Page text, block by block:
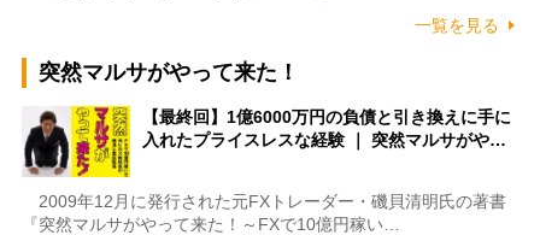
一覧を見る
突然マルサがやって来た！
【最終回】1億6000万円の負債と引き換えに手に
入れたプライスレスな経験 ｜ 突然マルサがや…
2009年12月に発行された元FXトレーダー・磯貝清明氏の著書
『突然マルサがやって来た！～FXで10億円稼い…